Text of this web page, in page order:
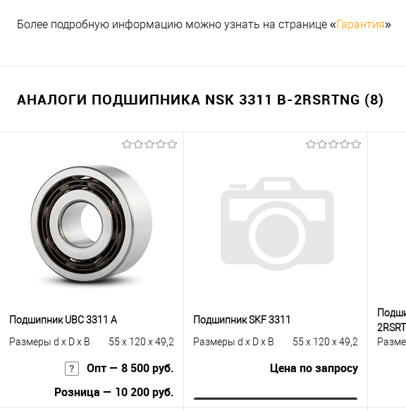
Более подробную информацию можно узнать на странице «Гарантия»
АНАЛОГИ ПОДШИПНИКА NSK 3311 B-2RSRTNG (8)
Подшипник UBC 3311 A
Размеры d x D x B
55 x 120 x 49,2
Опт — 8 500 руб.
Розница — 10 200 руб.
Подшипник SKF 3311
Размеры d x D x B
55 x 120 x 49,2
Цена по запросу